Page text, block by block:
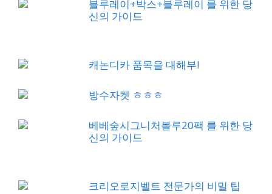
블루레이+박스+블루레이 를 위한 당
신의 가이드
캐논디카 품목을 대해부!
방수자켓 ㅎㅎㅎ
베베숲시그니처블루20팩 를 위한 당
신의 가이드
크리오로지벨트 전문가의 비밀 팁